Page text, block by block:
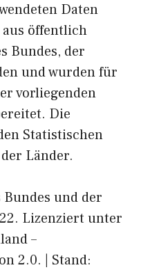
Daten
öffentlich
Bundes, der
und wurden für
vorliegenden
Die
Statistischen
Länder.
und der
Lizenziert unter
–
2.0. | Stand: